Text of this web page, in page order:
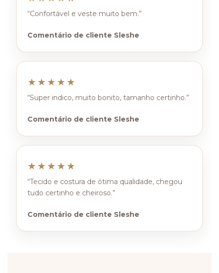
“Confortável e veste muito bem.”
Comentário de cliente Sleshe
★★★★★
“Super indico, muito bonito, tamanho certinho.”
Comentário de cliente Sleshe
★★★★★
“Tecido e costura de ótima qualidade, chegou
tudo certinho e cheiroso.”
Comentário de cliente Sleshe